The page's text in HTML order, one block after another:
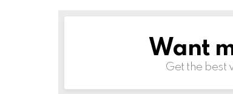
NEWSLETTERWant
Get the best